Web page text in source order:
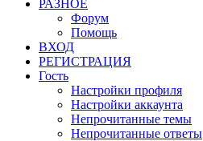
РАЗНОЕ
Форум
Помощь
ВХОД
РЕГИСТРАЦИЯ
Гость
Настройки профиля
Настройки аккаунта
Непрочитанные темы
Непрочитанные ответы